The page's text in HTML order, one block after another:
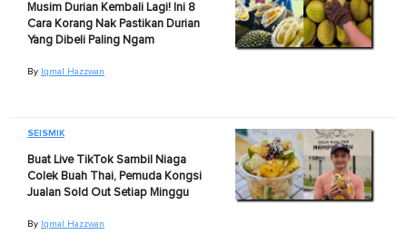
Musim Durian Kembali Lagi! Ini 8
Cara Korang Nak Pastikan Durian
Yang Dibeli Paling Ngam
By Iqmal Hazzwan
SEISMIK
Buat Live TikTok Sambil Niaga
Colek Buah Thai, Pemuda Kongsi
Jualan Sold Out Setiap Minggu
By Iqmal Hazzwan